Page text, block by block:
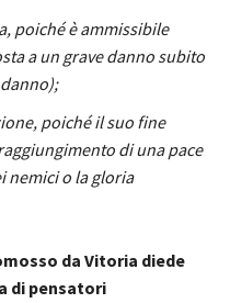
poiché è ammissibile
a un grave danno subito
poiché il suo fine
di una pace
nemici o la gloria
da Vitoria diede
di pensatori